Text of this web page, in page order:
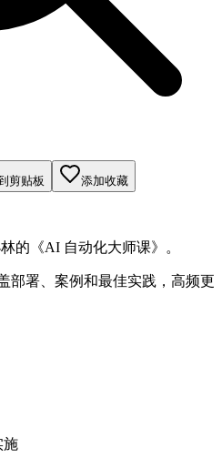
剪贴板 添加收藏
的《AI 自动化大师课》。
部署、案例和最佳实践，高频更
施